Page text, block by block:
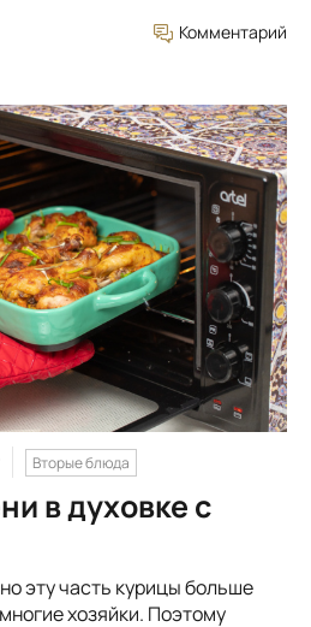
Комментарий
Вторые блюда
в духовке с
эту часть курицы больше
хозяйки. Поэтому